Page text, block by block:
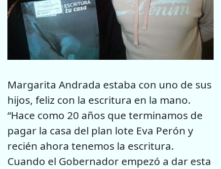
Margarita Andrada estaba con uno de sus
hijos, feliz con la escritura en la mano.
“Hace como 20 años que terminamos de
pagar la casa del plan lote Eva Perón y
recién ahora tenemos la escritura.
Cuando el Gobernador empezó a dar esta